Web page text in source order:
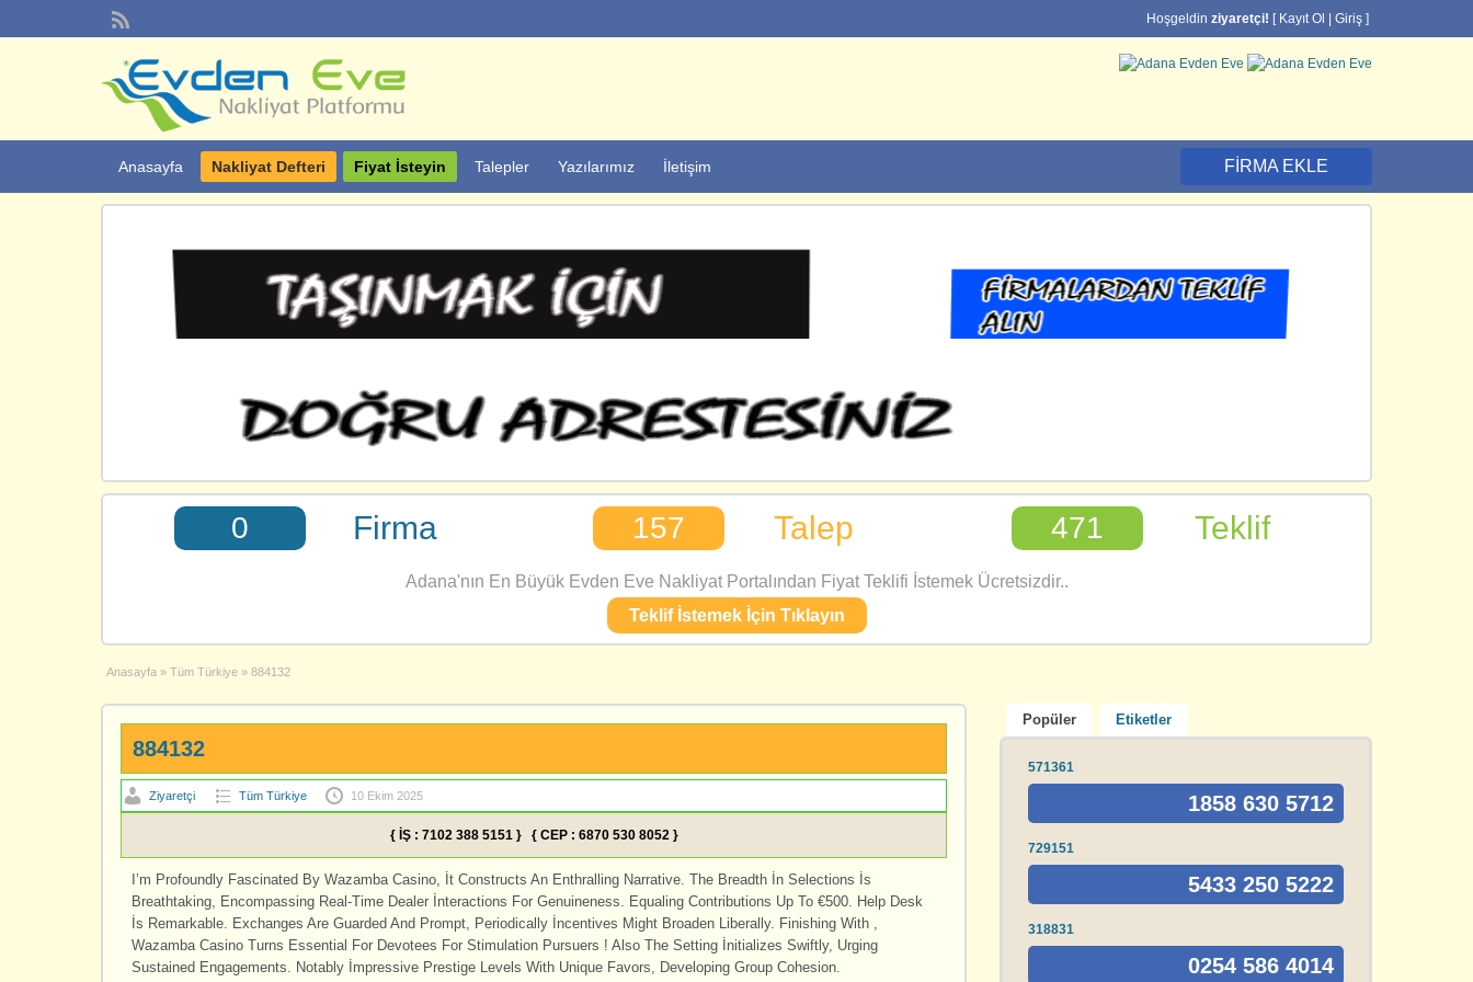
Hoşgeldin ziyaretçi! [ Kayıt Ol Giriş ]
Anasayfa Nakliyat Defteri Fiyat İsteyin Talepler Yazılarımız İletişim FIRMA EKLE
0 Firma 157 Talep 471 Teklif
Adana'nın En Büyük Evden Eve Nakliyat Portalından Fiyat Teklifi İstemek Ücretsizdir..
Teklif İstemek İçin Tıklayın
Anasayfa » Tüm Türkiye » 884132
884132
Ziyaretçi Tüm Türkiye 10 Ekim 2025
{ İŞ : 7102 388 5151 } { CEP : 6870 530 8052 }
I’m Profoundly Fascinated By Wazamba Casino, İt Constructs An Enthralling Narrative. The Breadth İn Selections İs
Breathtaking, Encompassing Real-Time Dealer İnteractions For Genuineness. Equaling Contributions Up To €500. Help Desk
İs Remarkable. Exchanges Are Guarded And Prompt, Periodically İncentives Might Broaden Liberally. Finishing With ,
Wazamba Casino Turns Essential For Devotees For Stimulation Pursuers ! Also The Setting İnitializes Swiftly, Urging
Sustained Engagements. Notably İmpressive Prestige Levels With Unique Favors, Developing Group Cohesion.
Popüler Etiketler
571361
1858 630 5712
729151
5433 250 5222
318831
0254 586 4014